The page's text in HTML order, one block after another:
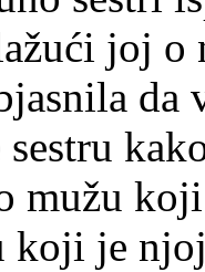
joj o
da
sestru
mužu
je